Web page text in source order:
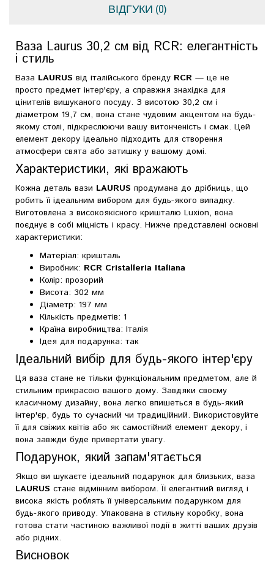
ВІДГУКИ (0)
Ваза Laurus 30,2 см від RCR: елегантність
і стиль
Ваза LAURUS від італійського бренду RCR — це не
просто предмет інтер'єру, а справжня знахідка для
цінителів вишуканого посуду. З висотою 30,2 см і
діаметром 19,7 см, вона стане чудовим акцентом на будь-
якому столі, підкреслюючи вашу витонченість і смак. Цей
елемент декору ідеально підходить для створення
атмосфери свята або затишку у вашому домі.
Характеристики, які вражають
Кожна деталь вази LAURUS продумана до дрібниць, що
робить її ідеальним вибором для будь-якого випадку.
Виготовлена з високоякісного кришталю Luxion, вона
поєднує в собі міцність і красу. Нижче представлені основні
характеристики:
Матеріал: кришталь
Виробник: RCR Cristalleria Italiana
Колір: прозорий
Висота: 302 мм
Діаметр: 197 мм
Кількість предметів: 1
Країна виробництва: Італія
Ідея для подарунка: так
Ідеальний вибір для будь-якого інтер'єру
Ця ваза стане не тільки функціональним предметом, але й
стильним прикрасою вашого дому. Завдяки своєму
класичному дизайну, вона легко впишеться в будь-який
інтер'єр, будь то сучасний чи традиційний. Використовуйте
її для свіжих квітів або як самостійний елемент декору, і
вона завжди буде привертати увагу.
Подарунок, який запам'ятається
Якщо ви шукаєте ідеальний подарунок для близьких, ваза
LAURUS стане відмінним вибором. Її елегантний вигляд і
висока якість роблять її універсальним подарунком для
будь-якого приводу. Упакована в стильну коробку, вона
готова стати частиною важливої події в житті ваших друзів
або рідних.
Висновок